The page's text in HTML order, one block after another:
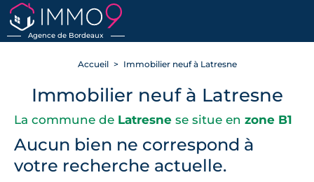
Agence de Bordeaux
RETOUR
Accueil Immobilier neuf à Latresne
Immobilier neuf à Latresne
La commune de Latresne se situe en zone B1
Aucun bien ne correspond à
votre recherche actuelle.